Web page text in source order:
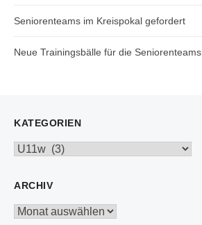
Seniorenteams im Kreispokal gefordert
Neue Trainingsbälle für die Seniorenteams
KATEGORIEN
Kategorien
ARCHIV
Archiv